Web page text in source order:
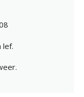
lef.